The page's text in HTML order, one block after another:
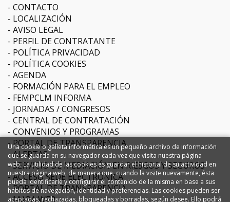
CONTACTO
LOCALIZACIÓN
AVISO LEGAL
PERFIL DE CONTRATANTE
POLÍTICA PRIVACIDAD
POLÍTICA COOKIES
AGENDA
FORMACIÓN PARA EL EMPLEO
FEMPCLM INFORMA
JORNADAS / CONGRESOS
CENTRAL DE CONTRATACIÓN
CONVENIOS Y PROGRAMAS
PORTAL DE TRANSPARENCIA
ALERTAS
SERVICIO DE MEDIACIÓN EN RIESGOS Y SEGUROS
ACCESO SEDE ELECTRÓNICA
PORTAL DE TRANSPARENCIA
MAPA WEB
Una cookie o galleta informática es un pequeño archivo de información
que se guarda en su navegador cada vez que visita nuestra página
web. La utilidad de las cookies es guardar el historial de su actividad en
nuestra página web, de manera que, cuando la visite nuevamente, ésta
pueda identificarle y configurar el contenido de la misma en base a sus
hábitos de navegación, identidad y preferencias. Las cookies pueden ser
aceptadas, rechazadas, bloqueadas y borradas, según desee. Ello podrá